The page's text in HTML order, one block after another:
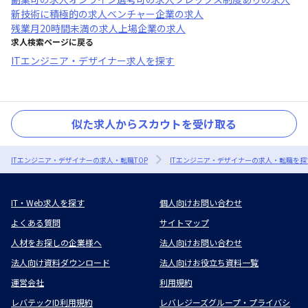
新技術に積極的の求人ベンチャー企業の求人
残業月20時間未満の求人上場企業の求人
求人検索ページに戻る
ITエンジニア・デザイナー求人を探す
似た求人からスカウトを受け取る
ITエンジニア・デザイナーの求人・転職TOP ITエンジニア・デザイナーの求人・転職を
IT・Web求人を探す
個人向けお問い合わせ
よくある質問
サイトマップ
人材をお探しの企業様へ
法人向けお問い合わせ
法人向け資料ダウンロード
法人向けお役立ち資料一覧
運営会社
利用規約
レバテックID利用規約
レバレジーズグループ・プライバシ